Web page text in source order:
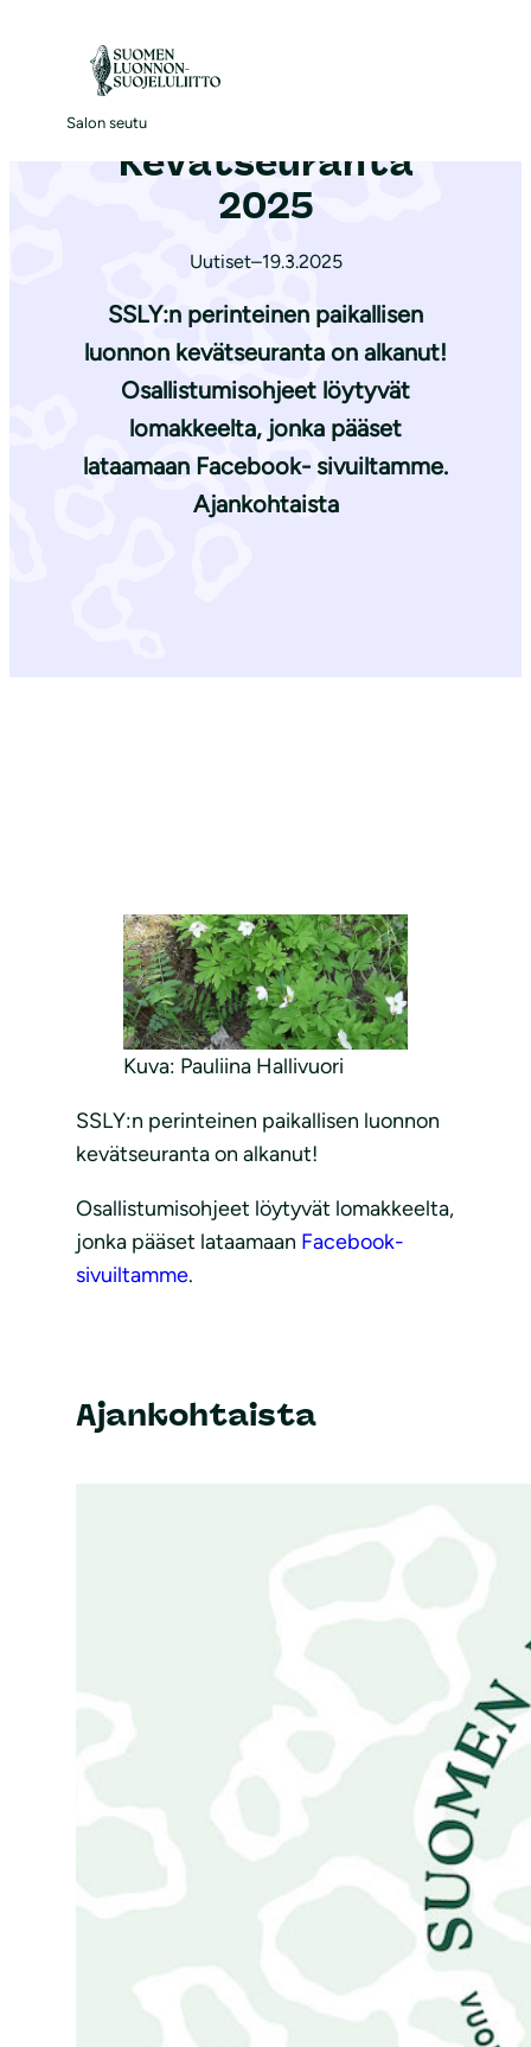
Salon seutu
Etusivu|Ajankohtaista
Kevätseuranta
2025
Uutiset–19.3.2025
SSLY:n perinteinen paikallisen
luonnon kevätseuranta on alkanut!
Osallistumisohjeet löytyvät
lomakkeelta, jonka pääset
lataamaan Facebook- sivuiltamme.
Ajankohtaista
Kuva: Pauliina Hallivuori
SSLY:n perinteinen paikallisen luonnon
kevätseuranta on alkanut!
Osallistumisohjeet löytyvät lomakkeelta,
jonka pääset lataamaan Facebook-
sivuiltamme.
Ajankohtaista